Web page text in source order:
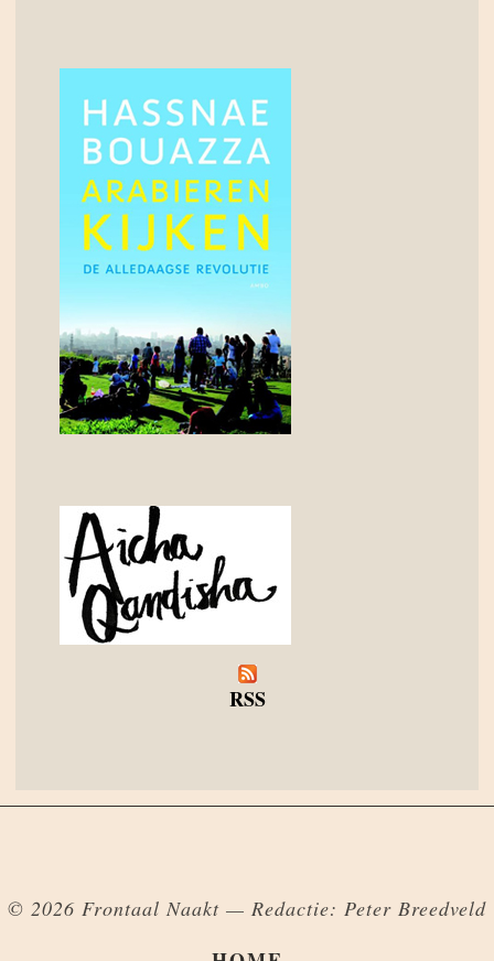
RSS
© 2026 Frontaal Naakt — Redactie: Peter Breedveld